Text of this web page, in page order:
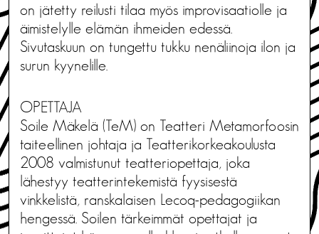
on jätetty reilusti tilaa myös improvisaatiolle ja
äimistelylle elämän ihmeiden edessä.
Sivutaskuun on tungettu tukku nenäliinoja ilon ja
surun kyynelille.
OPETTAJA
Soile Mäkelä (TeM) on Teatteri Metamorfoosin
taiteellinen johtaja ja Teatterikorkeakoulusta
2008 valmistunut teatteriopettaja, joka
lähestyy teatterintekemistä fyysisestä
vinkkelistä, ranskalaisen Lecoq-pedagogiikan
hengessä. Soilen tärkeimmät opettajat ja